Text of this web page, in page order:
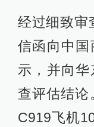
经过细致审
信函向中国
示，并向
查评估结论
C919飞机